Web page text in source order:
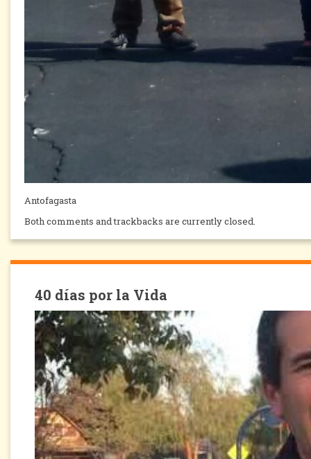
Antofagasta
Both comments and trackbacks are currently closed.
40 días por la Vida